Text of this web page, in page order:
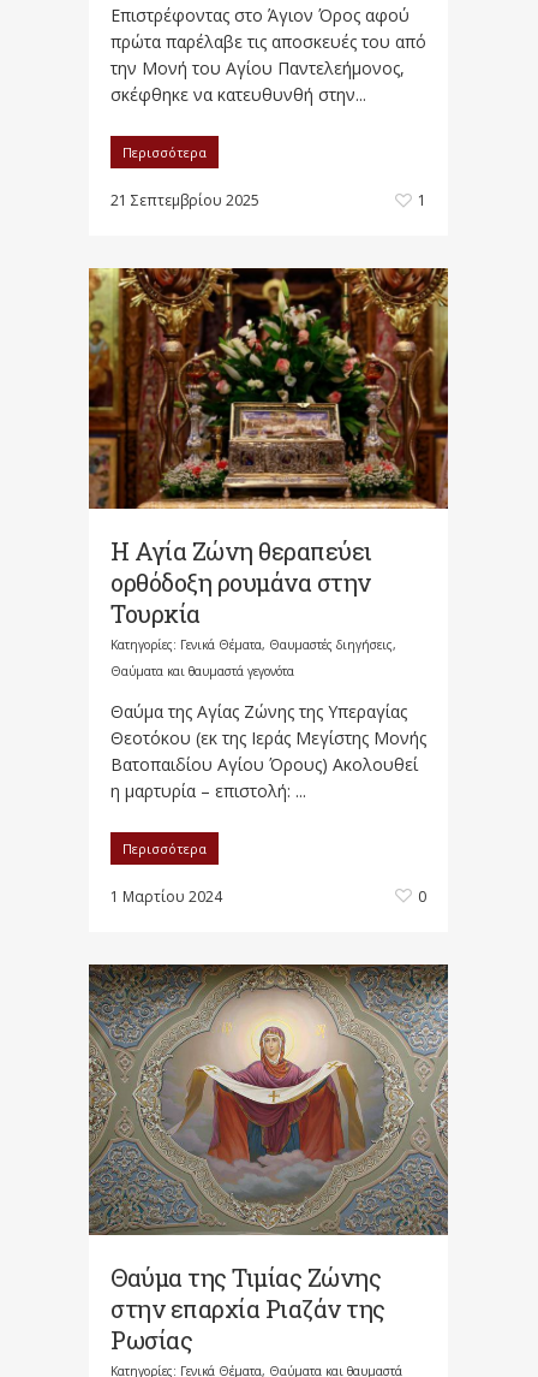
Επιστρέφοντας στο Άγιον Όρος αφού
πρώτα παρέλαβε τις αποσκευές του από
την Μονή του Αγίου Παντελεήμονος,
σκέφθηκε να κατευθυνθή στην...
Περισσότερα
21 Σεπτεμβρίου 2025 1
Η Αγία Ζώνη θεραπεύει
ορθόδοξη ρουμάνα στην
Τουρκία
Κατηγορίες: Γενικά Θέματα, Θαυμαστές διηγήσεις,
Θαύματα και θαυμαστά γεγονότα
Θαύμα της Αγίας Ζώνης της Υπεραγίας
Θεοτόκου (εκ της Ιεράς Μεγίστης Μονής
Βατοπαιδίου Αγίου Όρους) Ακολουθεί
η μαρτυρία – επιστολή: ...
Περισσότερα
1 Μαρτίου 2024 0
Θαύμα της Τιμίας Ζώνης
στην επαρχία Ριαζάν της
Ρωσίας
Κατηγορίες: Γενικά Θέματα, Θαύματα και θαυμαστά